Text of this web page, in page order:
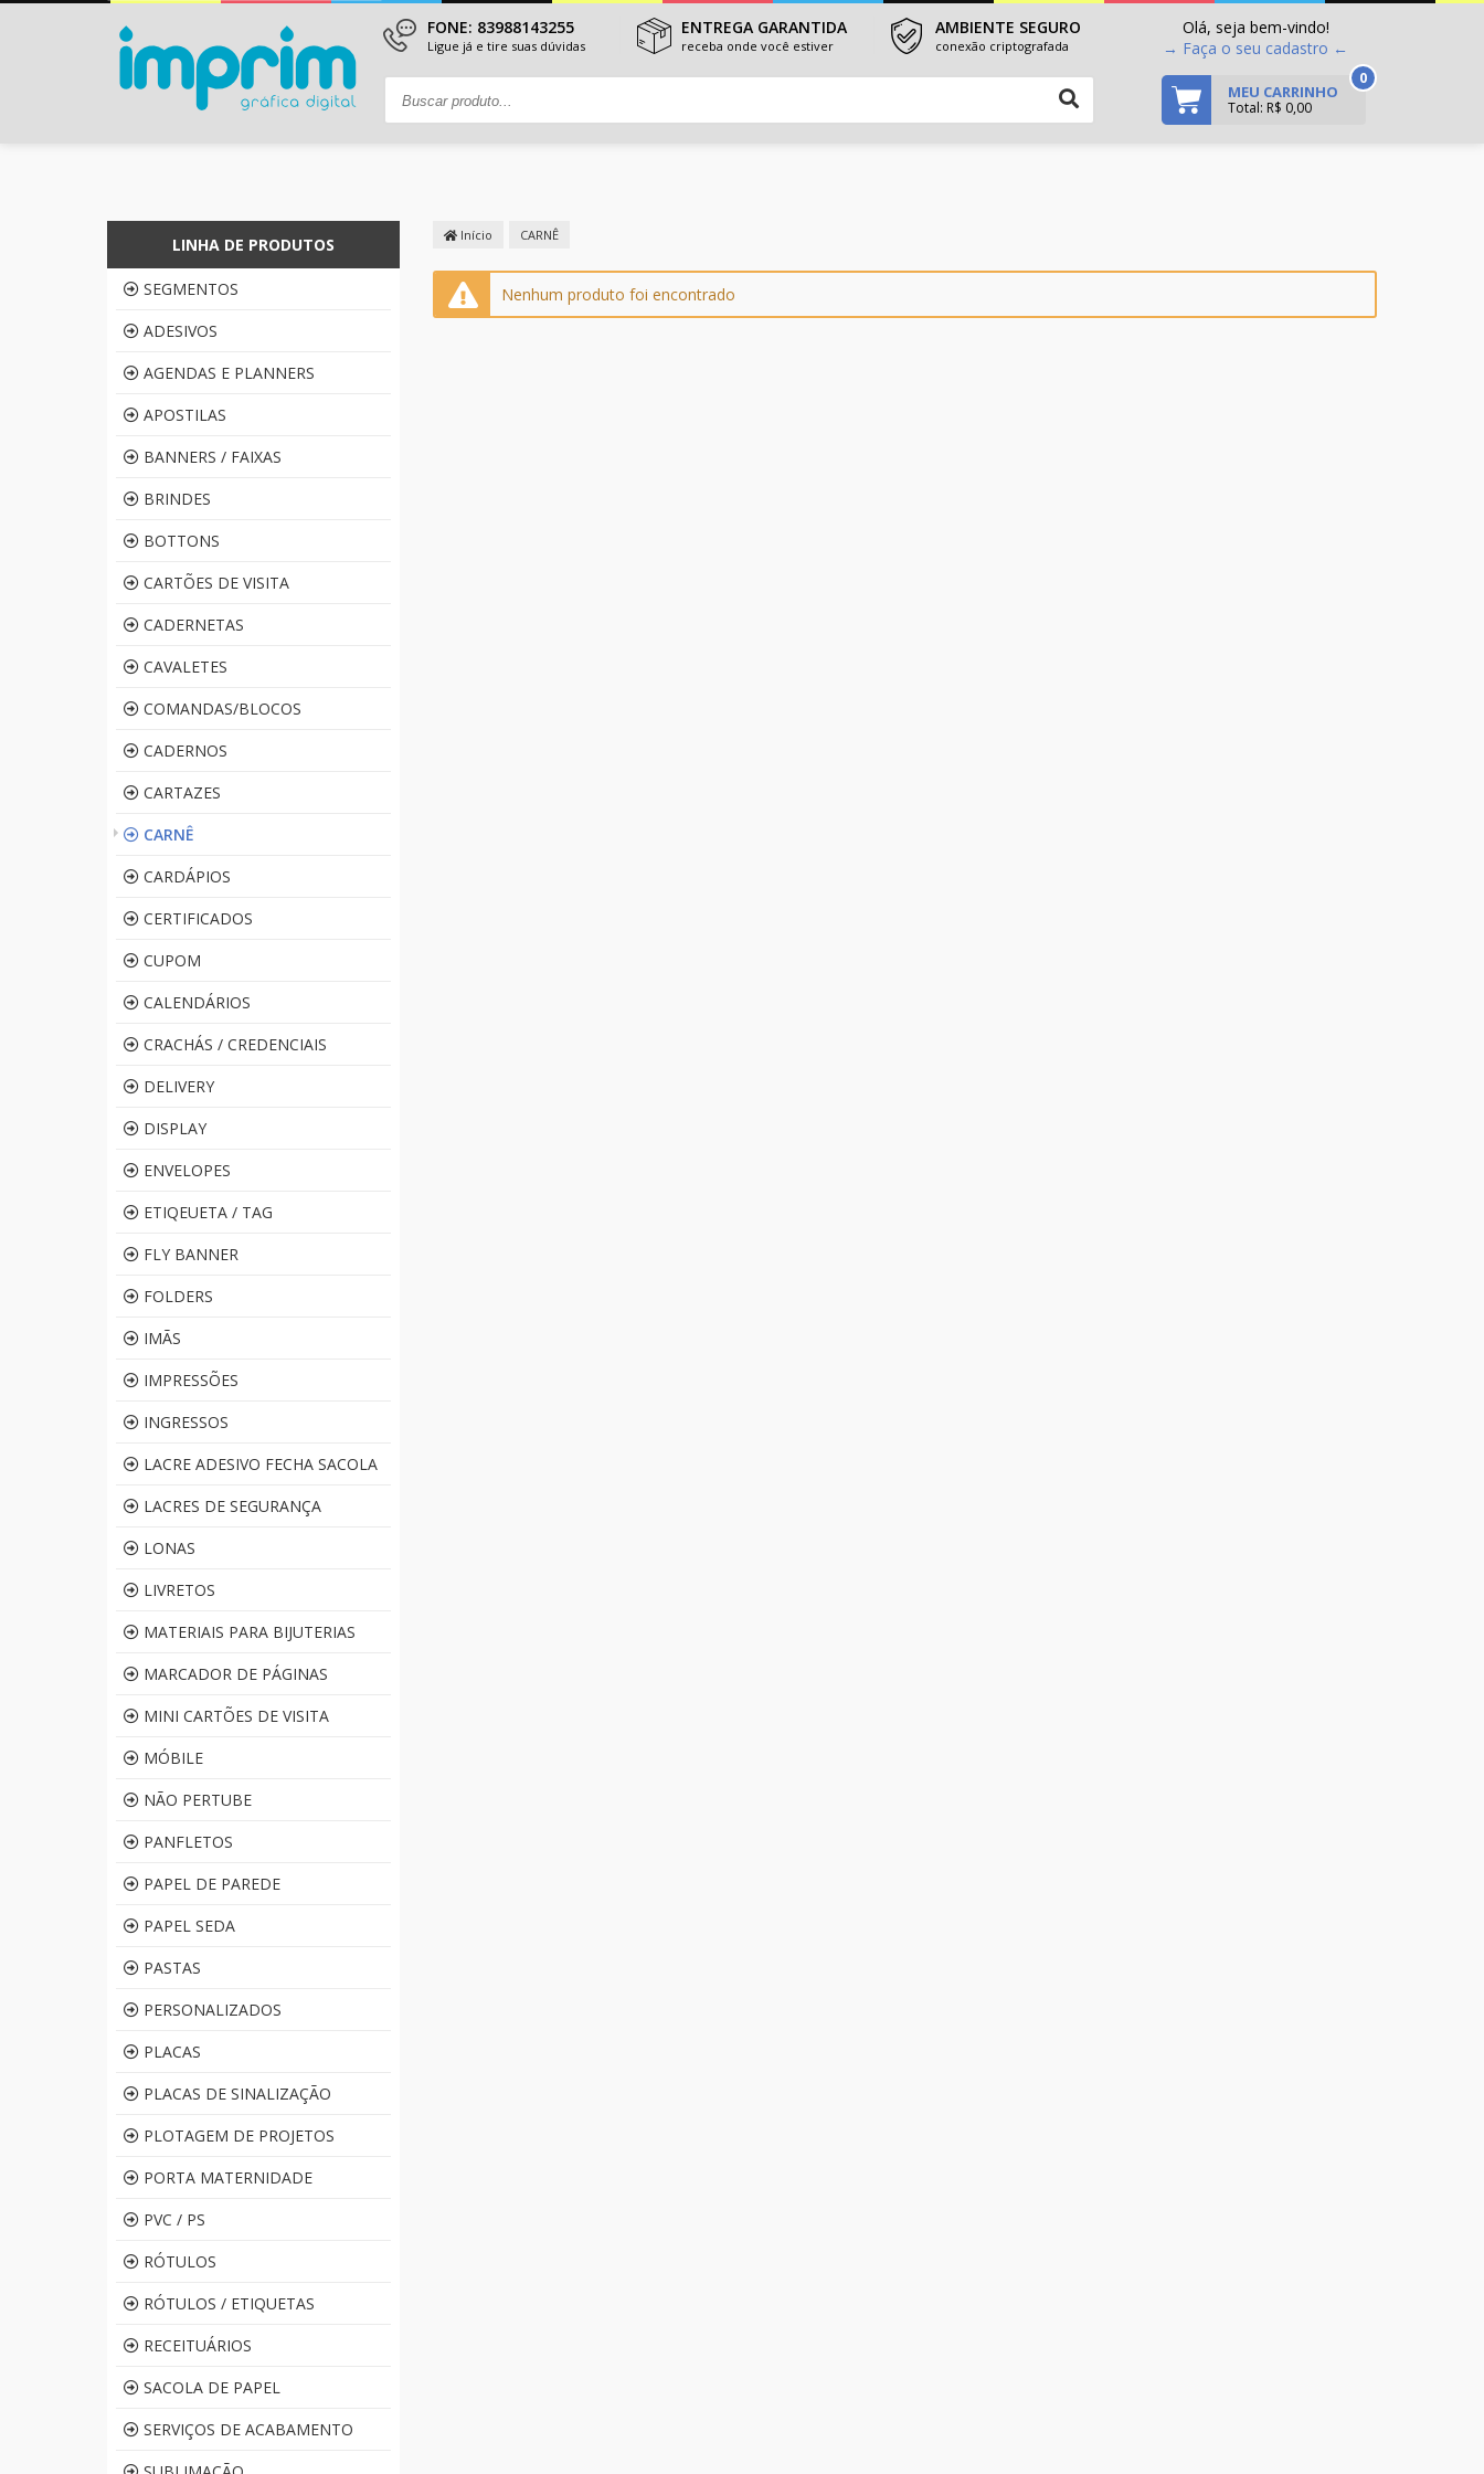
FONE: 83988143255
Ligue já e tire suas dúvidas
ENTREGA GARANTIDA
receba onde você estiver
AMBIENTE SEGURO
conexão criptografada
Olá, seja bem-vindo!
→ Faça o seu cadastro ←
MEU CARRINHO
Total: R$ 0,00
0
LINHA DE PRODUTOS
SEGMENTOS
ADESIVOS
AGENDAS E PLANNERS
APOSTILAS
BANNERS / FAIXAS
BRINDES
BOTTONS
CARTÕES DE VISITA
CADERNETAS
CAVALETES
COMANDAS/BLOCOS
CADERNOS
CARTAZES
CARNÊ
CARDÁPIOS
CERTIFICADOS
CUPOM
CALENDÁRIOS
CRACHÁS / CREDENCIAIS
DELIVERY
DISPLAY
ENVELOPES
ETIQEUETA / TAG
FLY BANNER
FOLDERS
IMÃS
IMPRESSÕES
INGRESSOS
LACRE ADESIVO FECHA SACOLA
LACRES DE SEGURANÇA
LONAS
LIVRETOS
MATERIAIS PARA BIJUTERIAS
MARCADOR DE PÁGINAS
MINI CARTÕES DE VISITA
MÓBILE
NÃO PERTUBE
PANFLETOS
PAPEL DE PAREDE
PAPEL SEDA
PASTAS
PERSONALIZADOS
PLACAS
PLACAS DE SINALIZAÇÃO
PLOTAGEM DE PROJETOS
PORTA MATERNIDADE
PVC / PS
RÓTULOS
RÓTULOS / ETIQUETAS
RECEITUÁRIOS
SACOLA DE PAPEL
SERVIÇOS DE ACABAMENTO
Início CARNÊ
Nenhum produto foi encontrado